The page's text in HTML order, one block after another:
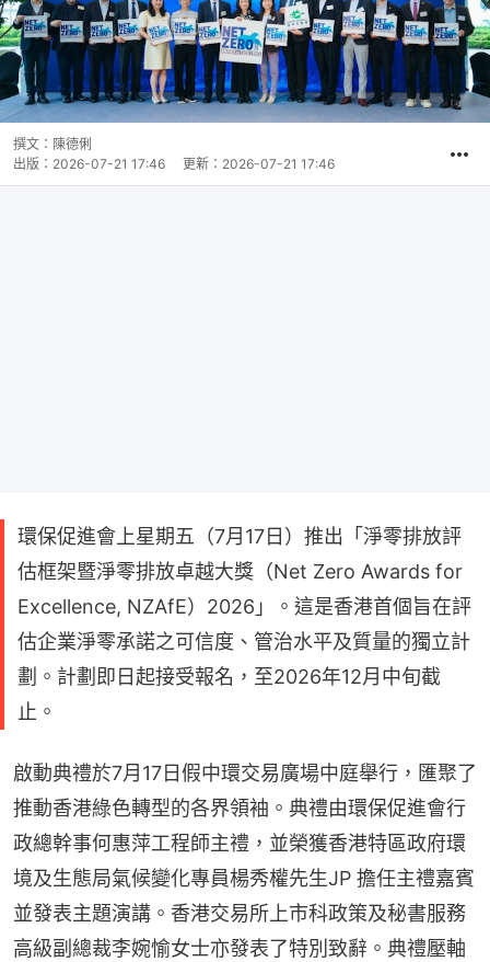
撰文： 陳德俐
出版： 2026-07-21 17:46 更新： 2026-07-21 17:46
環保促進會上星期五（7月17日）推出「淨零排放評
估框架暨淨零排放卓越大獎（Net Zero Awards for
Excellence, NZAfE）2026」。這是香港首個旨在評
估企業淨零承諾之可信度、管治水平及質量的獨立計
劃。計劃即日起接受報名，至2026年12月中旬截
止。
啟動典禮於7月17日假中環交易廣場中庭舉行，匯聚了
推動香港綠色轉型的各界領袖。典禮由環保促進會行
政總幹事何惠萍工程師主禮，並榮獲香港特區政府環
境及生態局氣候變化專員楊秀權先生JP 擔任主禮嘉賓
並發表主題演講。香港交易所上市科政策及秘書服務
高級副總裁李婉愉女士亦發表了特別致辭。典禮壓軸